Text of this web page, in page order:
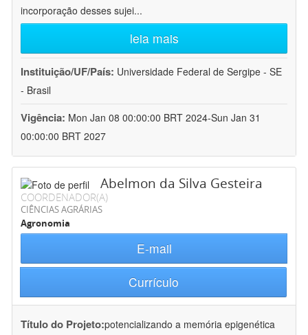
incorporação desses sujei...
leia mais
Instituição/UF/País: Universidade Federal de Sergipe - SE
- Brasil
Vigência: Mon Jan 08 00:00:00 BRT 2024-Sun Jan 31
00:00:00 BRT 2027
Abelmon da Silva Gesteira
COORDENADOR(A)
CIÊNCIAS AGRÁRIAS
Agronomia
E-mail
Currículo
Título do Projeto:potencializando a memória epigenética